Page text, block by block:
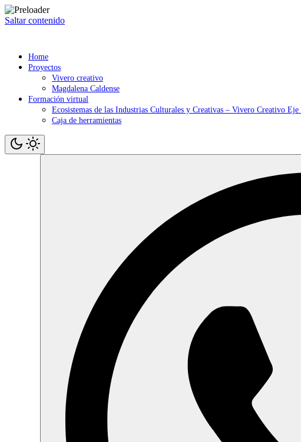
Saltar contenido
Home
Proyectos
Vivero creativo
Magdalena Caldense
Formación virtual
Ecosistemas de las Industrias Culturales y Creativas – Vivero Creativo Eje
Caja de herramientas